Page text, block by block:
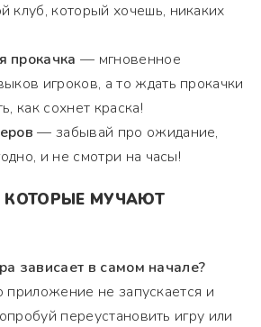
клуб, который хочешь, никаких
прокачка — мгновенное
игроков, а то ждать прокачки
как сохнет краска!
— забывай про ожидание,
и не смотри на часы!
КОТОРЫЕ МУЧАЮТ
зависает в самом начале?
приложение не запускается и
переустановить игру или